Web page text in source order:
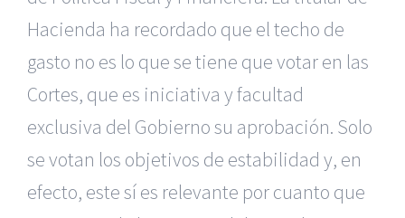
Hacienda ha recordado que el techo de
gasto no es lo que se tiene que votar en las
Cortes, que es iniciativa y facultad
exclusiva del Gobierno su aprobación. Solo
se votan los objetivos de estabilidad y, en
efecto, este sí es relevante por cuanto que